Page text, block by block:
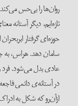
روان‌ها را بی‌حس
تازه‌ایم، دیگر
حوزه‌ای گرفتار
سامان دهد. هراس، به
عادی بدل می‌شود. فرد و
در آستانه‌ی دائمی
از‌آن‌رو که شکل به